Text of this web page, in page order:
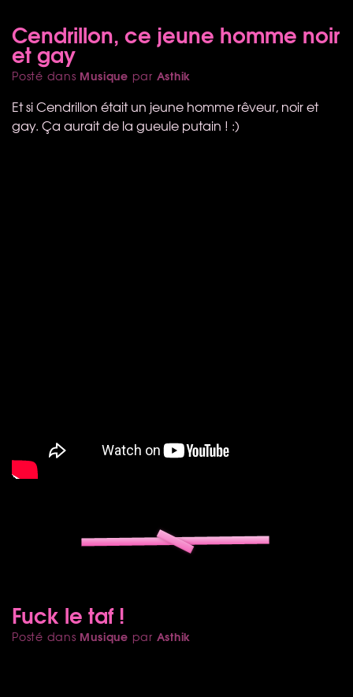
Cendrillon, ce jeune homme noir
et gay
Posté dans Musique par Asthik
Et si Cendrillon était un jeune homme rêveur, noir et
gay. Ça aurait de la gueule putain ! :)
Fuck le taf !
Posté dans Musique par Asthik